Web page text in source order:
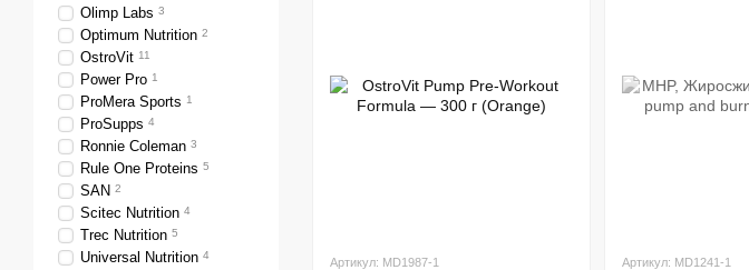
Артикул: MD1987-1 Артикул: MD1241-1
Olimp Labs 3
Optimum Nutrition 2
OstroVit 11
Power Pro 1
ProMera Sports 1
ProSupps 4
Ronnie Coleman 3
Rule One Proteins 5
SAN 2
Scitec Nutrition 4
Trec Nutrition 5
Universal Nutrition 4